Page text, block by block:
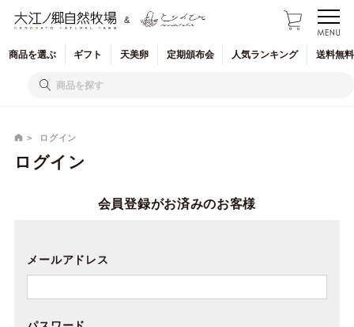
&
商品を選ぶ ギフト 天美卵 定期頒布会 人気ランキング 送料無
ログイン
ログイン
会員登録がお済みのお客様
メールアドレス